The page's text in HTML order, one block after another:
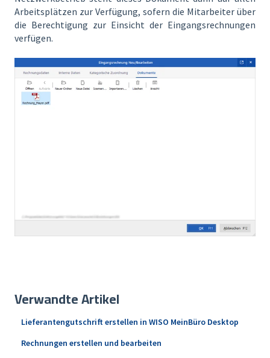
Arbeitsplätzen zur Verfügung, sofern die Mitarbeiter über
die Berechtigung zur Einsicht der Eingangsrechnungen
verfügen.
Verwandte Artikel
Lieferantengutschrift erstellen in WISO MeinBüro Desktop
Rechnungen erstellen und bearbeiten